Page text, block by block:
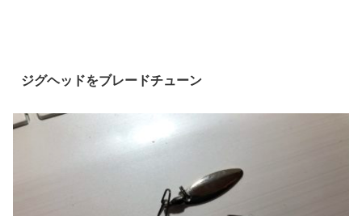
ジグヘッドをブレードチューン